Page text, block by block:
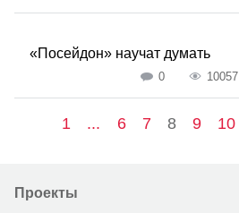
«Посейдон» научат думать
0 10057
1 ... 6 7 8 9 10
Проекты